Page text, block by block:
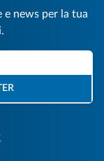
e news per la tua